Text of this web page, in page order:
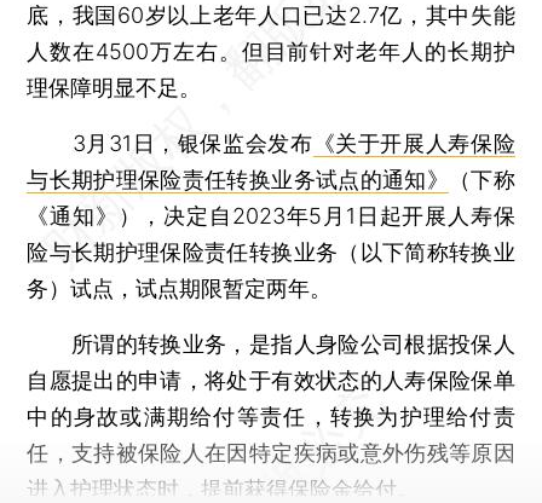
底，我国60岁以上老年人口已达2.7亿，其中失能
人数在4500万左右。但目前针对老年人的长期护
理保障明显不足。
3月31日，银保监会发布 《关于开展人寿保险
与长期护理保险责任转换业务试点的通知》
（下称
《通知》），决定自2023年5月1日起开展人寿保
险与长期护理保险责任转换业务（以下简称转换业
务）试点，试点期限暂定两年。
所谓的转换业务，是指人身险公司根据投保人
自愿提出的申请，将处于有效状态的人寿保险保单
中的身故或满期给付等责任，转换为护理给付责
任，支持被保险人在因特定疾病或意外伤残等原因
进入护理状态时，提前获得保险金给付。